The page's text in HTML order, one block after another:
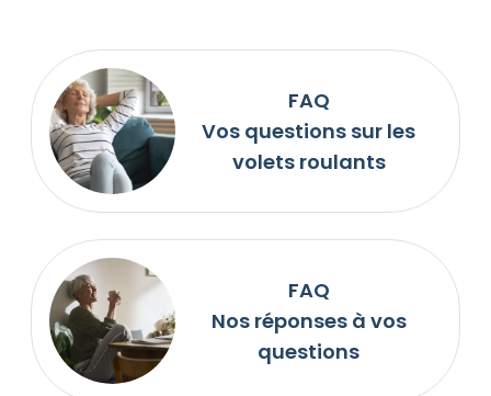
FAQ
Vos questions sur les
volets roulants
FAQ
Nos réponses à vos
questions